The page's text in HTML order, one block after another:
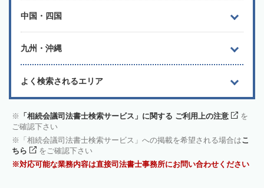
中国・四国
九州・沖縄
よく検索されるエリア
「相続会議司法書士検索サービス」に関する ご利用上の注意
を
ご確認下さい
「相続会議司法書士検索サービス」への掲載を希望される場合はこ
ちら
をご確認下さい
対応可能な業務内容は直接司法書士事務所にお問い合わせください